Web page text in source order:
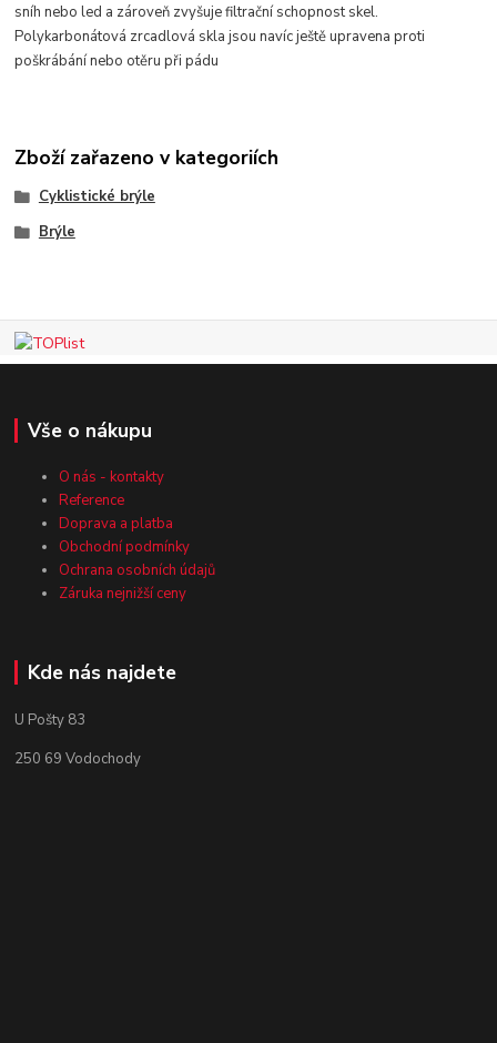
sníh nebo led a zároveň zvyšuje filtrační schopnost skel.
Polykarbonátová zrcadlová skla jsou navíc ještě upravena proti
poškrábání nebo otěru při pádu
Zboží zařazeno v kategoriích
Cyklistické brýle
Brýle
Vše o nákupu
O nás - kontakty
Reference
Doprava a platba
Obchodní podmínky
Ochrana osobních údajů
Záruka nejnižší ceny
Kde nás najdete
U Pošty 83
250 69 Vodochody